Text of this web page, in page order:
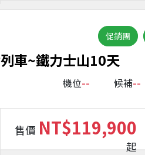
促銷團
車~鐵力士山10天
機位-- 候補--
售價 NT$119,900
起